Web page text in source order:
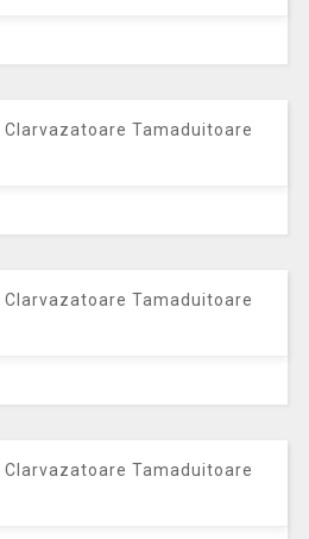
Tamaduitoare
Tamaduitoare
Tamaduitoare